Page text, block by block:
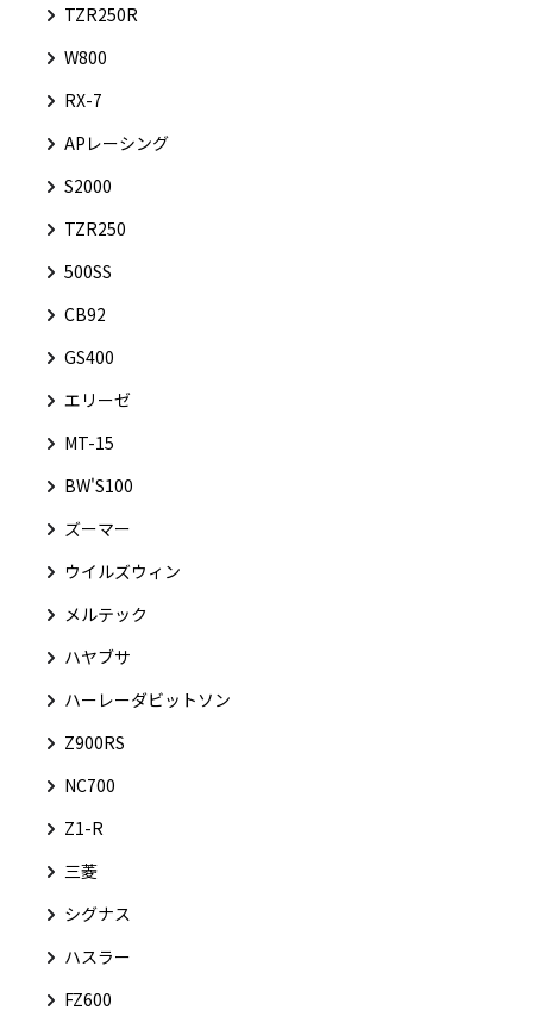
TZR250R
W800
RX-7
APレーシング
S2000
TZR250
500SS
CB92
GS400
エリーゼ
MT-15
BW'S100
ズーマー
ウイルズウィン
メルテック
ハヤブサ
ハーレーダビットソン
Z900RS
NC700
Z1-R
三菱
シグナス
ハスラー
FZ600